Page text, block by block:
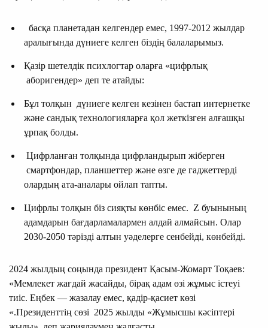
басқа планетадан келгендер емес, 1997-2012 жылдар
аралығында дүниеге келген біздің балаларымыз.
Қазір шетелдік психлогтар оларға «цифрлық
аборигендер» деп те атайды:
Бұл толқын дүниеге келген кезінен бастап интернетке
және сандық технологияларға қол жеткізген алғашқы
ұрпақ болды.
Цифрланған толқында цифрландырып жіберген
смартфондар, планшеттер және өзге де гаджеттерді
олардың ата-аналары ойлап тапты.
Цифрлы толқын біз сияқты көнбіс емес. Z буынының
адамдарын бағдарламалармен алдай алмайсын. Олар
2030-2050 тәрізді алтын уәделерге сенбейді, көнбейді.
2024 жылдың соңында президент Қасым-Жомарт Тоқаев:
«Мемлекет жағдай жасайды, бірақ адам өзі жұмыс істеуі
тиіс. Еңбек — жазалау емес, қадір-қасиет көзі
«.Президенттің сөзі 2025 жылды «Жұмысшы кәсіптері